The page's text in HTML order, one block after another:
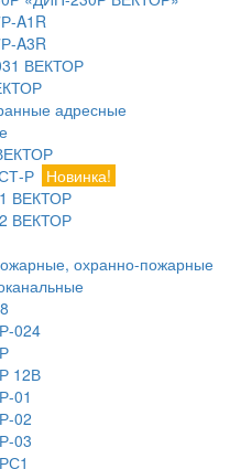
A1R
A3R
ВЕКТОР
адресные
Р Новинка!
ВЕКТОР
ВЕКТОР
охранно-пожарные
024
12В
01
02
03